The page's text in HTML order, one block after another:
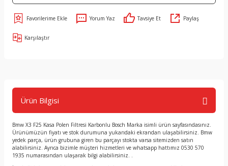
Yorum Yaz Tavsiye Et Paylaş
Karşılaştır
Ürün Bilgisi
Bmw X3 F25 Kasa Polen Filtresi Karbonlu Bosch Marka isimli ürün sayfasındasınız.
Ürünümüzün fiyatı ve stok durumuna yukarıdaki ekrandan ulaşabilirsiniz. Bmw
yedek parça, ürün grubuna giren bu parçayı stokta varsa sitemizden satın
alabilirsiniz. Ayrıca bizimle müşteri hizmetleri ve whatsapp hattımız 0530 570
1935 numarasından ulaşarak bilgi alabilirsiniz. .